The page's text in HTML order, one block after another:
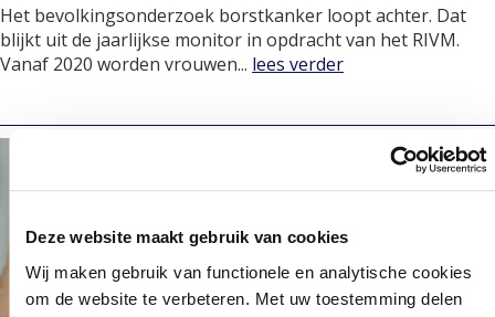
Deze website maakt gebruik van cookies
Wij maken gebruik van functionele en analytische cookies
om de website te verbeteren. Met uw toestemming delen
Het bevolkingsonderzoek borstkanker loopt achter. Dat
blijkt uit de jaarlijkse monitor in opdracht van het RIVM.
Vanaf 2020 worden vrouwen... lees verder